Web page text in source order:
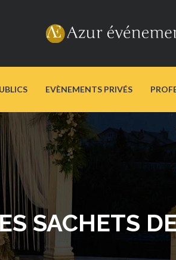
EVÈNEMENTS PRIVÉS
SACHETS